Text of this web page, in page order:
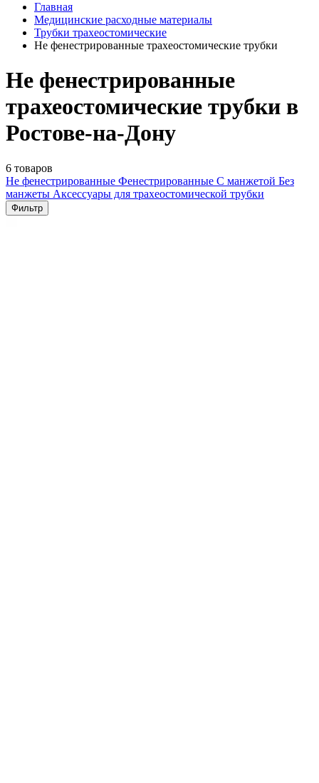
Главная
Медицинские расходные материалы
Трубки трахеостомические
Не фенестрированные трахеостомические трубки
Не фенестрированные
трахеостомические трубки в
Ростове-на-Дону
6 товаров
Не фенестрированные Фенестрированные С манжетой Без
манжеты Аксессуары для трахеостомической трубки
Фильтр